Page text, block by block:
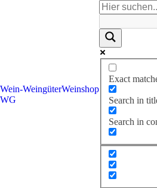
Wein-
WG
WeingüterWeinshop
Exact
Search in
Search in